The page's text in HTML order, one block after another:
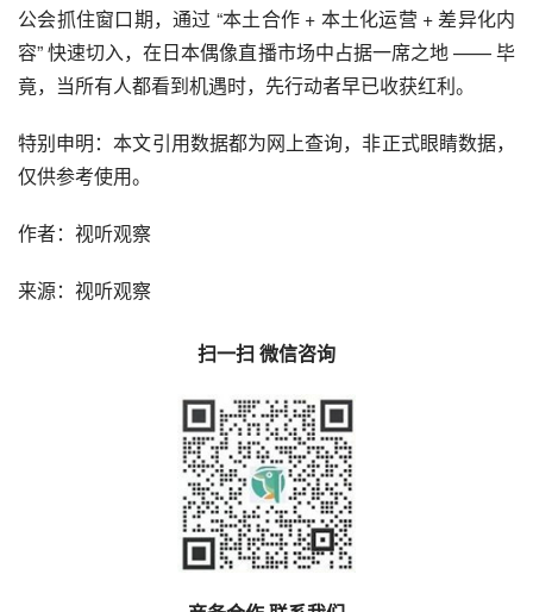
公会抓住窗口期，通过 “本土合作 + 本土化运营 + 差异化内
容” 快速切入，在日本偶像直播市场中占据一席之地 —— 毕
竟，当所有人都看到机遇时，先行动者早已收获红利。
特别申明：本文引用数据都为网上查询，非正式眼睛数据，
仅供参考使用。
作者：视听观察
来源：视听观察
扫一扫 微信咨询